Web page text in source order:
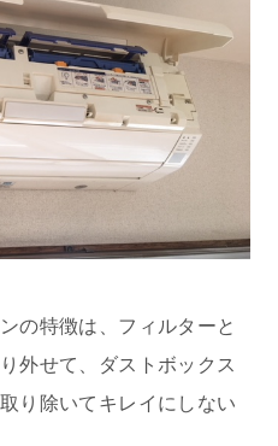
の特徴は、フィルターと
外せて、ダストボックス
り除いてキレイにしない